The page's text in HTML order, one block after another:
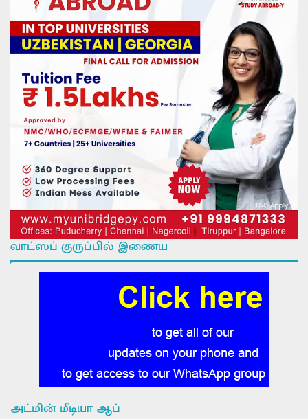
வாட்ஸப் குருப்பில் இணைய
அட்மின் மீடியா ஆப்